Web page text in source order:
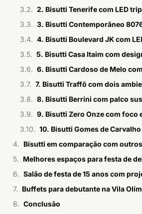
2. Bisutti Tenerife com LED
4. Bisutti Boulevard JK com
7. Bisutti Traffô com dois
9. Bisutti Zero Onze com foco
Bisutti em comparação com
Melhores espaços para festa de
Salão de festa de 15 anos com
Buffets para debutante na Vila
Conclusão